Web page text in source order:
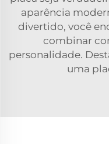
aparência
divertido, você
combinar
personalidade.
uma